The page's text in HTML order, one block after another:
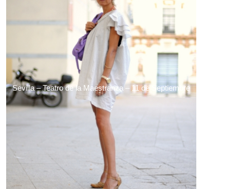
Sevilla – Teatro de la Maestranza – 11 de Septiembre